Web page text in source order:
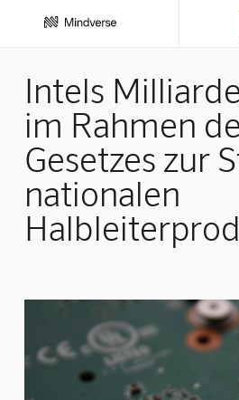
Intels
im Rahmen
Gesetzes zur
nationalen